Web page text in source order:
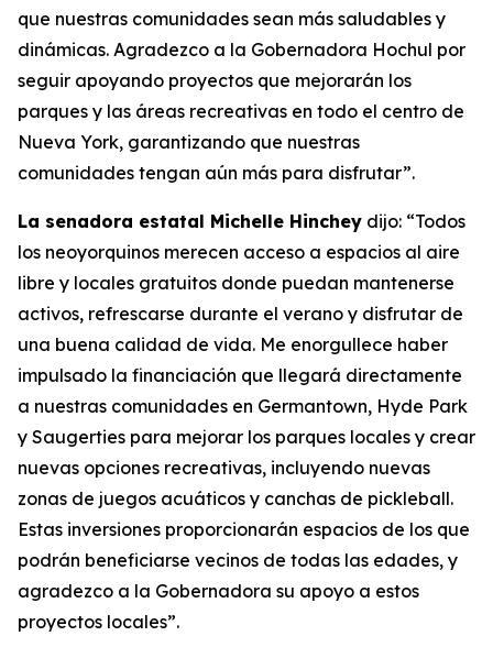
que nuestras comunidades sean más saludables y
dinámicas. Agradezco a la Gobernadora Hochul por
seguir apoyando proyectos que mejorarán los
parques y las áreas recreativas en todo el centro de
Nueva York, garantizando que nuestras
comunidades tengan aún más para disfrutar”.
La senadora estatal Michelle Hinchey dijo: “Todos
los neoyorquinos merecen acceso a espacios al aire
libre y locales gratuitos donde puedan mantenerse
activos, refrescarse durante el verano y disfrutar de
una buena calidad de vida. Me enorgullece haber
impulsado la financiación que llegará directamente
a nuestras comunidades en Germantown, Hyde Park
y Saugerties para mejorar los parques locales y crear
nuevas opciones recreativas, incluyendo nuevas
zonas de juegos acuáticos y canchas de pickleball.
Estas inversiones proporcionarán espacios de los que
podrán beneficiarse vecinos de todas las edades, y
agradezco a la Gobernadora su apoyo a estos
proyectos locales”.